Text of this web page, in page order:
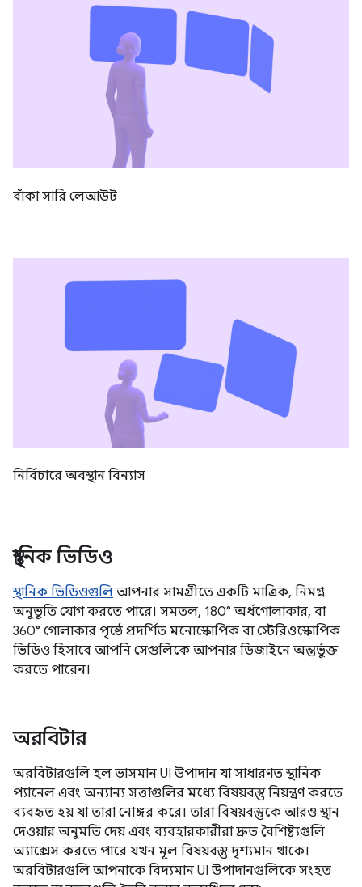
বাঁকা সারি লেআউট
নির্বিচারে অবস্থান বিন্যাস
স্থানিক ভিডিও
স্থানিক ভিডিওগুলি আপনার সামগ্রীতে একটি মাত্রিক, নিমগ্ন
অনুভূতি যোগ করতে পারে। সমতল, 180° অর্ধগোলাকার, বা
360° গোলাকার পৃষ্ঠে প্রদর্শিত মনোস্কোপিক বা স্টেরিওস্কোপিক
ভিডিও হিসাবে আপনি সেগুলিকে আপনার ডিজাইনে অন্তর্ভুক্ত
করতে পারেন।
অরবিটার
অরবিটারগুলি হল ভাসমান UI উপাদান যা সাধারণত স্থানিক
প্যানেল এবং অন্যান্য সত্তাগুলির মধ্যে বিষয়বস্তু নিয়ন্ত্রণ করতে
ব্যবহৃত হয় যা তারা নোঙ্গর করে। তারা বিষয়বস্তুকে আরও স্থান
দেওয়ার অনুমতি দেয় এবং ব্যবহারকারীরা দ্রুত বৈশিষ্ট্যগুলি
অ্যাক্সেস করতে পারে যখন মূল বিষয়বস্তু দৃশ্যমান থাকে।
অরবিটারগুলি আপনাকে বিদ্যমান UI উপাদানগুলিকে সংহত